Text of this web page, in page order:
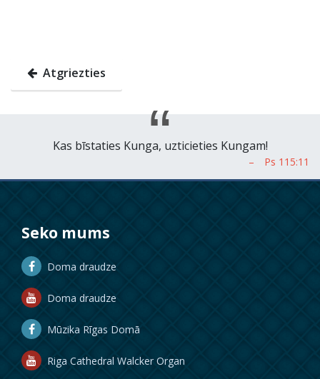
Atgriezties
Kas bīstaties Kunga, uzticieties Kungam!
Seko mums
Doma draudze
Doma draudze
Mūzika Rīgas Domā
Riga Cathedral Walcker Organ